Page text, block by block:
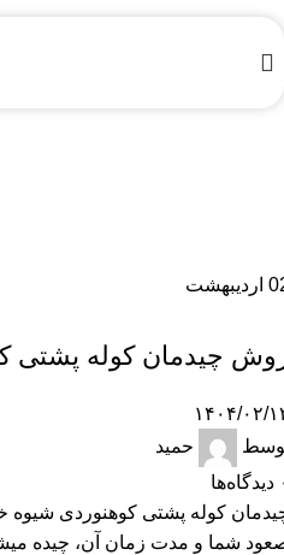
اردیبهشت
چیدمان کوله پشتی
۰۲/۱۳
حمید
دیدگاه‌ها
کوله پشتی کوهنوردی شیوه
شما و مدت زمان آن، چیده